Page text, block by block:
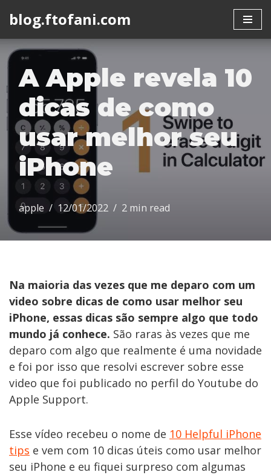
to
content
blog.ftofani.com
A Apple revela 10
dicas de como
usar melhor seu
iPhone
apple 12/01/2022 2 min read
Na maioria das vezes que me deparo com um
video sobre dicas de como usar melhor seu
iPhone, essas dicas são sempre algo que todo
mundo já conhece. São raras às vezes que me
deparo com algo que realmente é uma novidade
e foi por isso que resolvi escrever sobre esse
video que foi publicado no perfil do Youtube do
Apple Support.
Esse vídeo recebeu o nome de 10 Helpful iPhone
tips e vem com 10 dicas úteis como usar melhor
seu iPhone e eu fiquei surpreso com algumas